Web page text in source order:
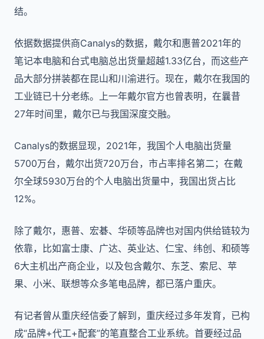
结。
依据数据提供商Canalys的数据，戴尔和惠普2021年的
笔记本电脑和台式电脑总出货量超越1.33亿台，而这些产
品大部分拼装都在昆山和川渝进行。现在，戴尔在我国的
工业链已十分老练。上一年戴尔官方也曾表明，在曩昔
27年时间里，戴尔已与我国深度交融。
Canalys的数据显现，2021年，我国个人电脑出货量
5700万台，戴尔出货720万台，市占率排名第二；在戴
尔全球5930万台的个人电脑出货量中，我国出货占比
12%。
除了戴尔，惠普、宏碁、华硕等品牌也对国内供给链较为
依靠，比如富士康、广达、英业达、仁宝、纬创、和硕等
6大主机出产商企业，以及包含戴尔、东芝、索尼、苹
果、小米、联想等众多笔电品牌，都已落户重庆。
有记者曾从重庆经信委了解到，重庆经过多年发育，已构
成“品牌+代工+配套”的笔直整合工业系统。首要经过品